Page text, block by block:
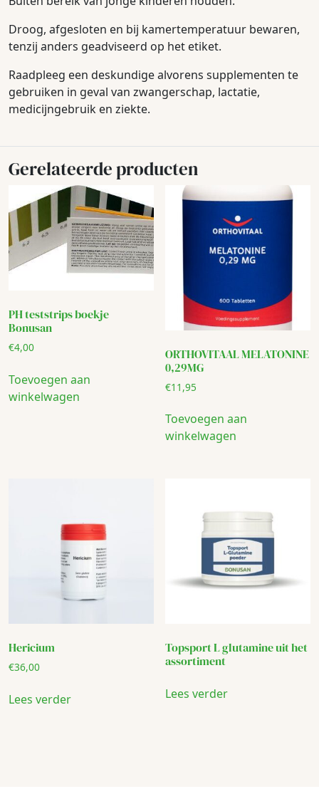
Droog, afgesloten en bij kamertemperatuur bewaren,
tenzij anders geadviseerd op het etiket.
Raadpleeg een deskundige alvorens supplementen te
gebruiken in geval van zwangerschap, lactatie,
medicijngebruik en ziekte.
Gerelateerde producten
PH teststrips boekje
Bonusan
€4,00
Toevoegen aan
winkelwagen
ORTHOVITAAL MELATONINE
0,29MG
€11,95
Toevoegen aan
winkelwagen
Hericium
€36,00
Lees verder
Topsport L glutamine uit het
assortiment
Lees verder